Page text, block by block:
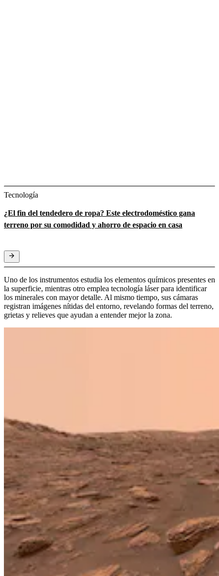
Tecnología
¿El fin del tendedero de ropa? Este electrodoméstico gana
terreno por su comodidad y ahorro de espacio en casa
Uno de los instrumentos estudia los elementos químicos presentes en
la superficie, mientras otro emplea tecnología láser para identificar
los minerales con mayor detalle. Al mismo tiempo, sus cámaras
registran imágenes nítidas del entorno, revelando formas del terreno,
grietas y relieves que ayudan a entender mejor la zona.